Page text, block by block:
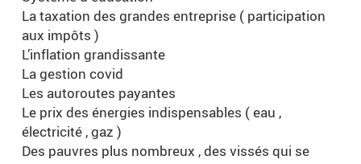
La taxation des grandes entreprise ( participation
aux impôts )
L’inflation grandissante
La gestion covid
Les autoroutes payantes
Le prix des énergies indispensables ( eau ,
électricité , gaz )
Des pauvres plus nombreux , des vissés qui se